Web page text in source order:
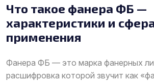
Что такое фанера ФБ —
характеристики и
применения
Фанера ФБ — это марка фанерных
расшифровка которой звучит как